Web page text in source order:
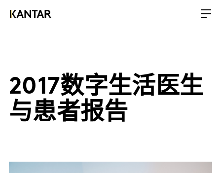
2017数字生活医生
与患者报告